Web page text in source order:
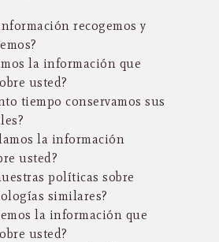
recogemos y
la información que
usted?
tiempo conservamos sus
la información
usted?
políticas sobre
similares?
la información que
usted?